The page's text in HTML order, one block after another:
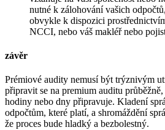
nutné k zálohování vašich
obvykle k dispozici
NCCI, nebo váš makléř nebo
závěr
Prémiové audity nemusí být trýznivým
připravit se na premium auditu
hodiny nebo dny připravuje. Kladení
odpočtům, které platí, a shromáždění
že proces bude hladký a bezbolestný.